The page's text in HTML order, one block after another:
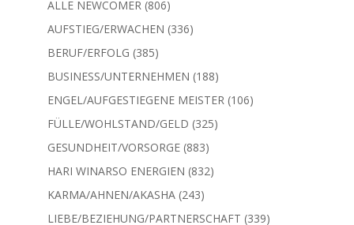
ALLE NEWCOMER 806806
Produkte
AUFSTIEG/ERWACHEN 336336
BERUF/ERFOLG 385385
Produkte
BUSINESS/UNTERNEHMEN 188188
Produkte
ENGEL/AUFGESTIEGENE MEISTER 106106
FÜLLE/WOHLSTAND/GELD 325325
GESUNDHEIT/VORSORGE 883883
Produkte
HARI WINARSO ENERGIEN 832832
KARMA/AHNEN/AKASHA 243243
Produkte
LIEBE/BEZIEHUNG/PARTNERSCHAFT 339339